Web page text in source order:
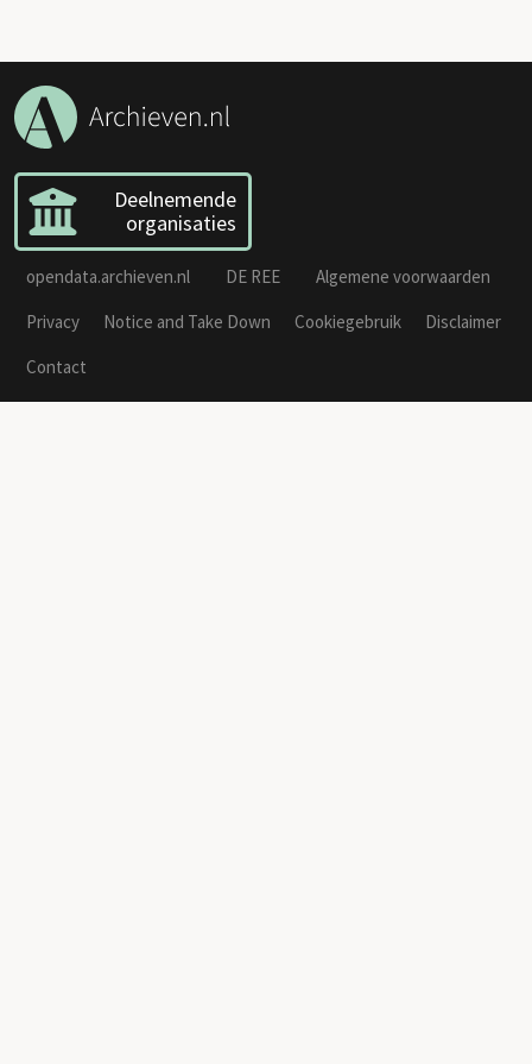
Deelnemende
organisaties
opendata.archieven.nl DE REE
Algemene voorwaarden
Privacy
Notice and Take Down Cookiegebruik
Disclaimer
Contact